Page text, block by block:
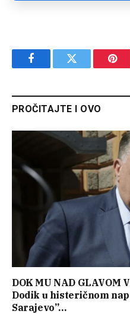
FacebookTwitter
PROČITAJTE I OVO
DOK MU NAD GLAVOM
Dodik u histeričnom
Sarajevo”…